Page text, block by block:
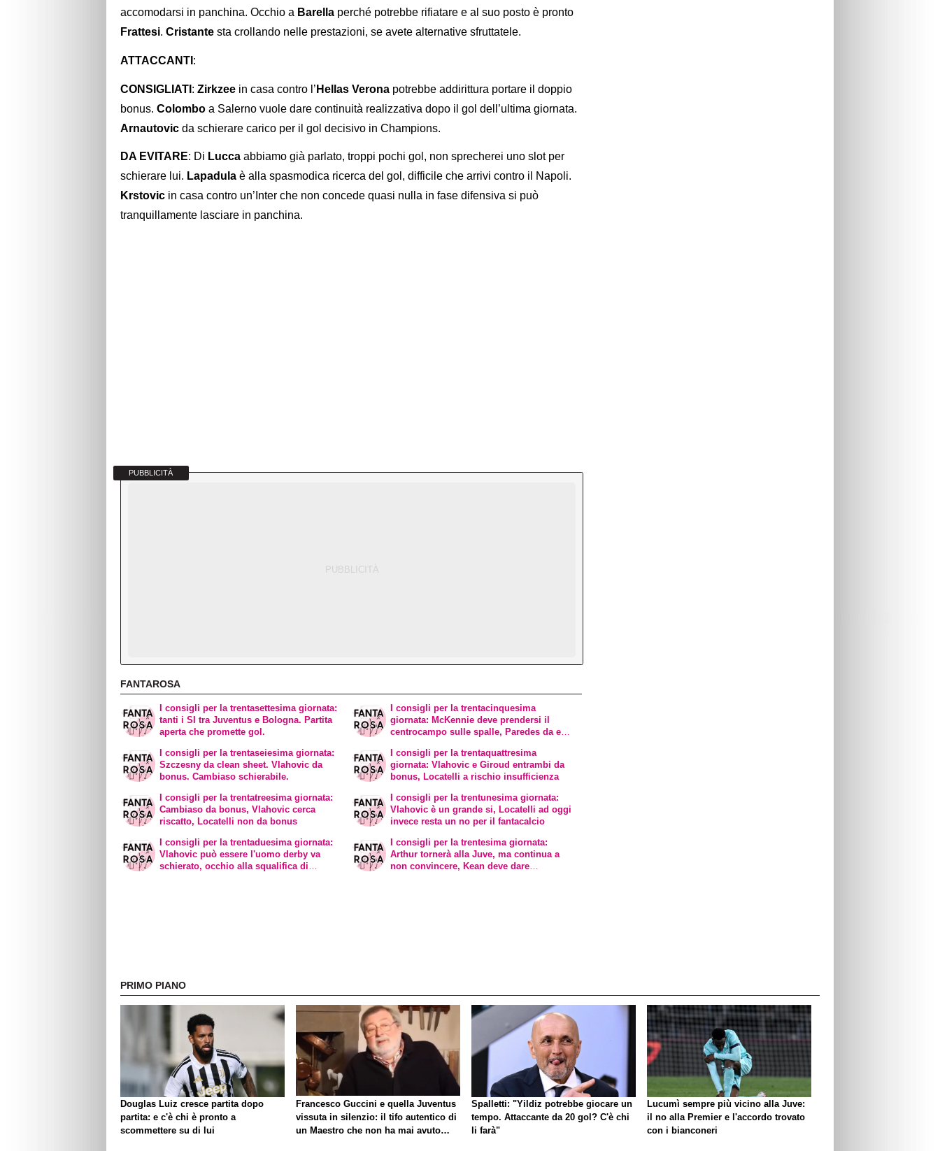
accomodarsi in panchina. Occhio a Barella perché potrebbe rifiatare e al suo posto è pronto
Frattesi. Cristante sta crollando nelle prestazioni, se avete alternative sfruttatele.
ATTACCANTI :
CONSIGLIATI : Zirkzee in casa contro l’ Hellas Verona potrebbe addirittura portare il doppio
bonus. Colombo a Salerno vuole dare continuità realizzativa dopo il gol dell’ultima giornata.
Arnautovic da schierare carico per il gol decisivo in Champions.
DA EVITARE: Di Lucca abbiamo già parlato, troppi pochi gol, non sprecherei uno slot per
schierare lui. Lapadula è alla spasmodica ricerca del gol, difficile che arrivi contro il Napoli.
Krstovic in casa contro un’Inter che non concede quasi nulla in fase difensiva si può
tranquillamente lasciare in panchina.
PUBBLICITÀ
FANTAROSA
I consigli per la trentasettesima giornata:
tanti i SI tra Juventus e Bologna. Partita
aperta che promette gol.
I consigli per la trentaseiesima giornata:
Szczesny da clean sheet. Vlahovic da
bonus. Cambiaso schierabile.
I consigli per la trentacinquesima
giornata: McKennie deve prendersi il
centrocampo sulle spalle, Paredes da ex a
I consigli per la trentaquattresima
giornata: Vlahovic e Giroud entrambi da
bonus, Locatelli a rischio insufficienza
I consigli per la trentatreesima giornata:
Cambiaso da bonus, Vlahovic cerca
riscatto, Locatelli non da bonus
I consigli per la trentaduesima giornata:
Vlahovic può essere l'uomo derby va
schierato, occhio alla squalifica di
I consigli per la trentunesima giornata:
Vlahovic è un grande si, Locatelli ad oggi
invece resta un no per il fantacalcio
I consigli per la trentesima giornata:
Arthur tornerà alla Juve, ma continua a
non convincere, Kean deve dare
PRIMO PIANO
Douglas Luiz cresce partita dopo
partita: e c'è chi è pronto a
scommettere su di lui
Francesco Guccini e quella Juventus
vissuta in silenzio: il tifo autentico di
un Maestro che non ha mai avuto
Spalletti: "Yildiz potrebbe giocare un
tempo. Attaccante da 20 gol? C'è chi
li farà"
Lucumì sempre più vicino alla Juve:
il no alla Premier e l'accordo trovato
con i bianconeri